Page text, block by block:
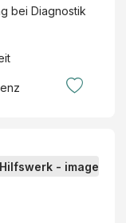
bei Diagnostik